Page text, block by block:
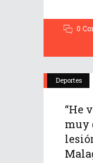
0
Deportes
“He
muy